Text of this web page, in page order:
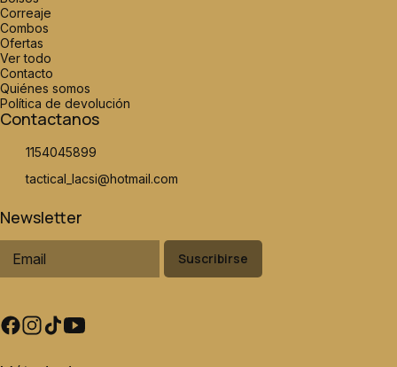
Correaje
Combos
Ofertas
Ver todo
Contacto
Quiénes somos
Política de devolución
Contactanos
1154045899
tactical_lacsi@hotmail.com
Newsletter
Suscribirse